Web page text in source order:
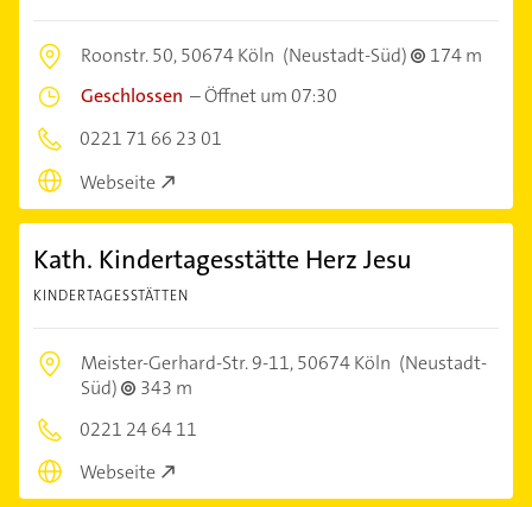
Roonstr. 50,50674 Köln (Neustadt-Süd)
174 m
Geschlossen –Öffnet um 07:30
0221 71 66 23 01
Webseite
Kath. Kindertagesstätte Herz Jesu
KINDERTAGESSTÄTTEN
Meister-Gerhard-Str. 9-11,50674 Köln (Neustadt-
Süd)
343 m
0221 24 64 11
Webseite